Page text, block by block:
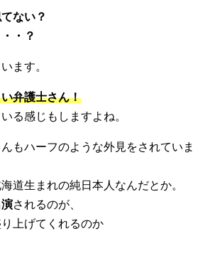
ない？
・？
ます。
弁護士さん！
る感じもしますよね。
もハーフのような外見をされていま
道生まれの純日本人なんだとか。
されるのが、
上げてくれるのか